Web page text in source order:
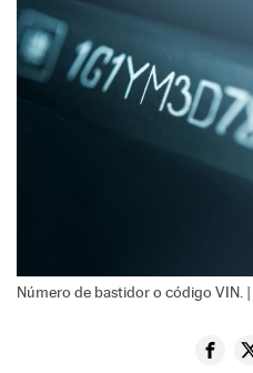
Número de bastidor o código VIN. |